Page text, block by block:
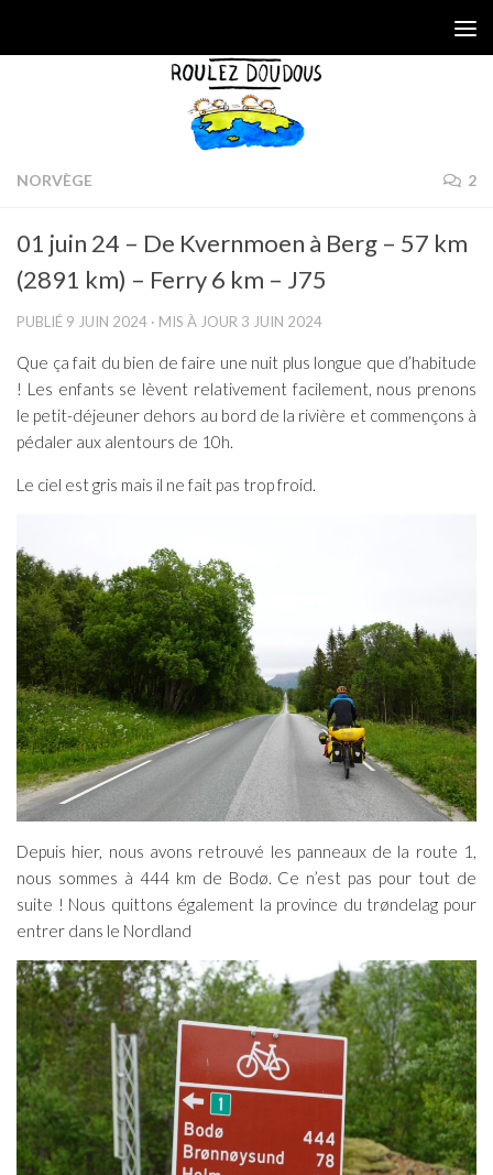
NORVÈGE 2
01 juin 24 – De Kvernmoen à Berg – 57 km
(2891 km) – Ferry 6 km – J75
PUBLIÉ 9 JUIN 2024 · MIS À JOUR 3 JUIN 2024
Que ça fait du bien de faire une nuit plus longue que d’habitude
! Les enfants se lèvent relativement facilement, nous prenons
le petit-déjeuner dehors au bord de la rivière et commençons à
pédaler aux alentours de 10h.
Le ciel est gris mais il ne fait pas trop froid.
Depuis hier, nous avons retrouvé les panneaux de la route 1,
nous sommes à 444 km de Bodø. Ce n’est pas pour tout de
suite ! Nous quittons également la province du trøndelag pour
entrer dans le Nordland